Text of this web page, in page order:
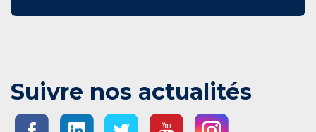
Suivre nos actualités